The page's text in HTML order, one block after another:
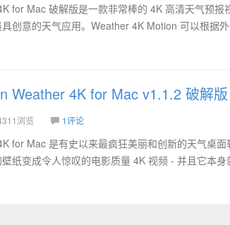
for Mac 破解版是一款非常棒的 4K 高清天气预报
创意的天气应用。Weather 4K Motion 可以根据
Weather 4K for Mac v1.1.2 破解
浏览 1评论
for Mac 是有史以来最疯狂美丽和创新的天气桌
纸变成令人惊叹的电影质量 4K 视频 - 并且它本身